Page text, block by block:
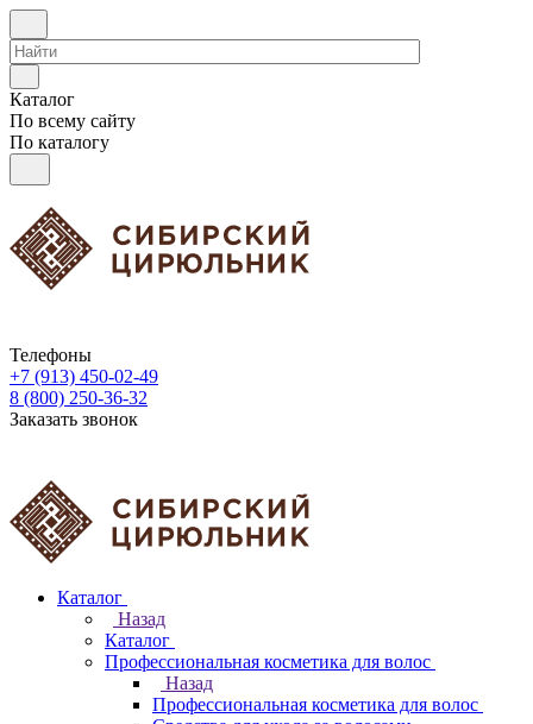
Каталог
По всему сайту
По каталогу
Телефоны
+7 (913) 450-02-49
8 (800) 250-36-32
Заказать звонок
Каталог
Назад
Каталог
Профессиональная косметика для волос
Назад
Профессиональная косметика для волос